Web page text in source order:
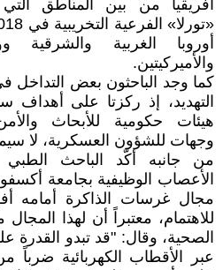
أفريقيا من بين المناطق
أوروبا الغربية
والأميركيتين.
كما وجد الباحثون بعض التداخل
التهديد، إذ ركزتا على
هيئات حكومية للأبحاث
وجهات للشؤون العسكرية، لا
من جانبه أكّد الباحث
الأعصاب الوظيفية بجامعة
مجال غرسات الذاكرة أمامه
للاهتمام، معتبراً أن لهذا
الصحية، وقال: "قد تبدو القدرة
عبر الأقطاب الكهربائية ضرباً